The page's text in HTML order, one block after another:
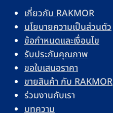
เกี่ยวกับ RAKMOR
นโยบายความเป็นส่วนตัว
ข้อกำหนดและเงื่อนไข
รับประกันคุณภาพ
ขอใบเสนอราคา
ขายสินค้า กับ RAKMOR
ร่วมงานกับเรา
บทความ